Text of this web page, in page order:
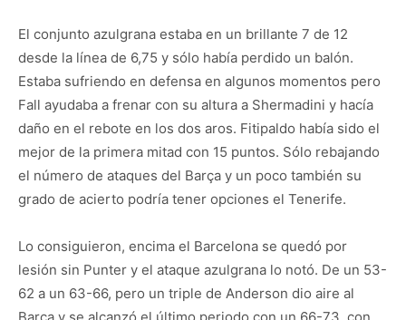
El conjunto azulgrana estaba en un brillante 7 de 12
desde la línea de 6,75 y sólo había perdido un balón.
Estaba sufriendo en defensa en algunos momentos pero
Fall ayudaba a frenar con su altura a Shermadini y hacía
daño en el rebote en los dos aros. Fitipaldo había sido el
mejor de la primera mitad con 15 puntos. Sólo rebajando
el número de ataques del Barça y un poco también su
grado de acierto podría tener opciones el Tenerife.
Lo consiguieron, encima el Barcelona se quedó por
lesión sin Punter y el ataque azulgrana lo notó. De un 53-
62 a un 63-66, pero un triple de Anderson dio aire al